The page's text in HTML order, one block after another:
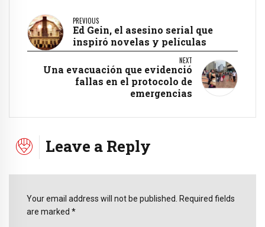
PREVIOUS
Ed Gein, el asesino serial que
inspiró novelas y películas
NEXT
Una evacuación que evidenció
fallas en el protocolo de
emergencias
Leave a Reply
Your email address will not be published. Required fields
are marked *